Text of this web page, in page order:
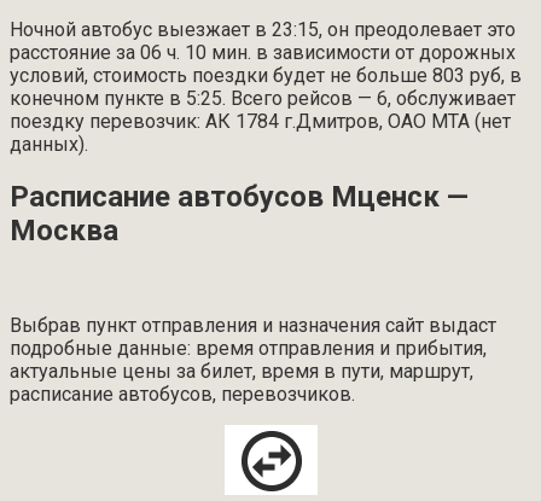
Ночной автобус выезжает в 23:15, он преодолевает это
расстояние за 06 ч. 10 мин. в зависимости от дорожных
условий, стоимость поездки будет не больше 803 руб, в
конечном пункте в 5:25. Всего рейсов — 6, обслуживает
поездку перевозчик: АК 1784 г.Дмитров, ОАО МТА (нет
данных).
Расписание автобусов Мценск —
Москва
Выбрав пункт отправления и назначения сайт выдаст
подробные данные: время отправления и прибытия,
актуальные цены за билет, время в пути, маршрут,
расписание автобусов, перевозчиков.